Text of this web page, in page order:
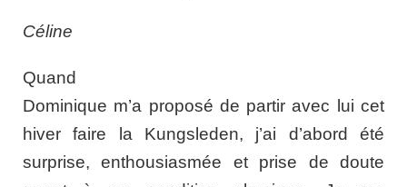
Céline
Quand
Dominique m’a proposé de partir avec lui cet
hiver faire la Kungsleden, j’ai d’abord été
surprise, enthousiasmée et prise de doute